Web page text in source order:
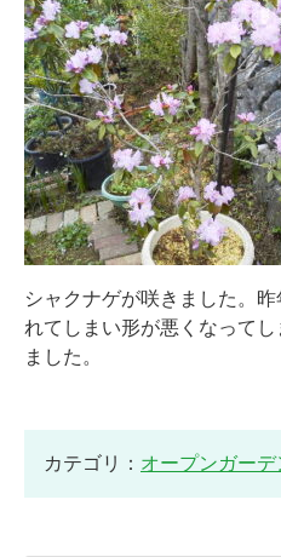
シャクナゲが咲きました。
れてしまい形が悪くなって
ました。
カテゴリ： オープンガー